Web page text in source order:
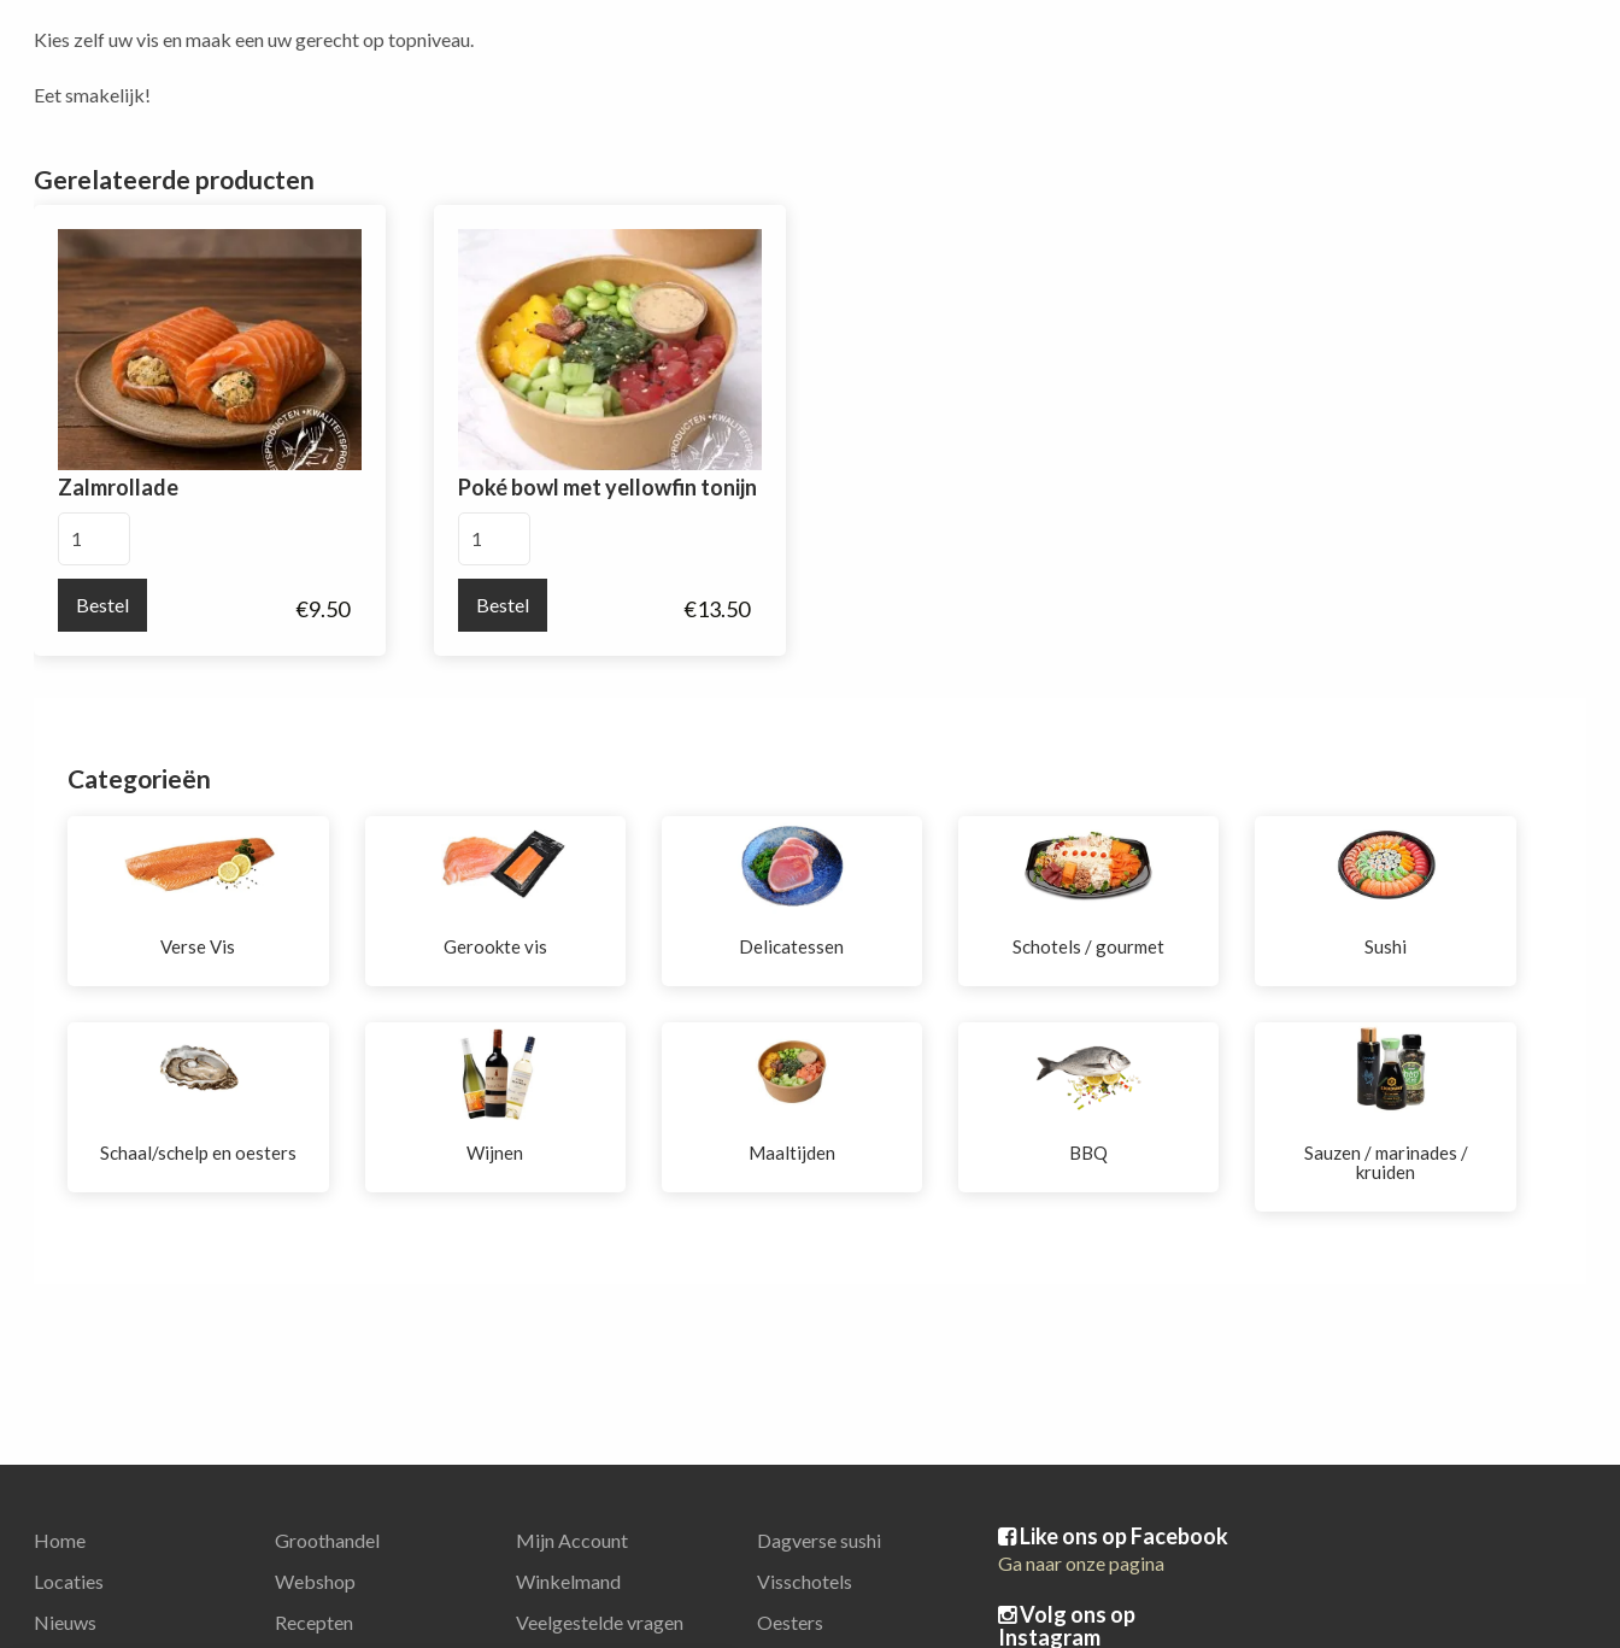
Kies zelf uw vis en maak een uw gerecht op topniveau.
Eet smakelijk!
Gerelateerde producten
Zalmrollade
€9.50
Bestel
Poké bowl met yellowfin tonijn
€13.50
yellowfin
Bestel
Categorieën
Verse Vis Gerookte vis Delicatessen Schotels / gourmet Sushi
Schaal/schelp en oesters Wijnen Maaltijden BBQ
Sauzen / marinades /
kruiden
Home
Locaties
Nieuws
Groothandel
Webshop
Recepten
Mijn Account
Winkelmand
Veelgestelde vragen
Dagverse sushi
Visschotels
Oesters
Like ons op Facebook
Ga naar onze pagina
Volg ons op
Instagram